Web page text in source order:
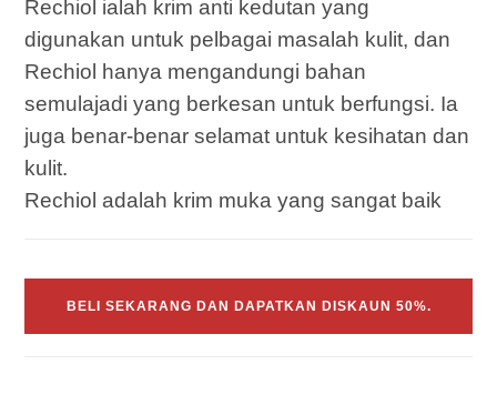
Rechiol ialah krim anti kedutan yang
digunakan untuk pelbagai masalah kulit, dan
Rechiol hanya mengandungi bahan
semulajadi yang berkesan untuk berfungsi. Ia
juga benar-benar selamat untuk kesihatan dan
kulit.
Rechiol adalah krim muka yang sangat baik
BELI SEKARANG DAN DAPATKAN DISKAUN 50%.